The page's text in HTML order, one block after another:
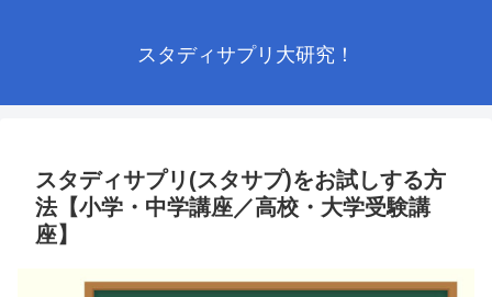
スタディサプリ大研究！
スタディサプリ(スタサプ)をお試しする方
法【小学・中学講座／高校・大学受験講
座】